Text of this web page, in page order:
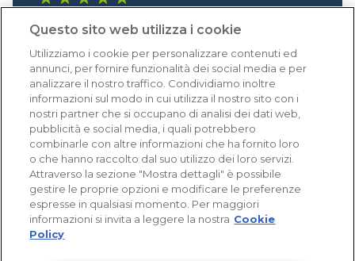
Eccellente (4,8)
Acquisti verificati
Questo sito web utilizza i cookie
Utilizziamo i cookie per personalizzare contenuti ed
annunci, per fornire funzionalità dei social media e per
analizzare il nostro traffico. Condividiamo inoltre
informazioni sul modo in cui utilizza il nostro sito con i
nostri partner che si occupano di analisi dei dati web,
pubblicità e social media, i quali potrebbero
combinarle con altre informazioni che ha fornito loro
o che hanno raccolto dal suo utilizzo dei loro servizi.
Attraverso la sezione "Mostra dettagli" è possibile
gestire le proprie opzioni e modificare le preferenze
espresse in qualsiasi momento. Per maggiori
informazioni si invita a leggere la nostra Cookie
Policy